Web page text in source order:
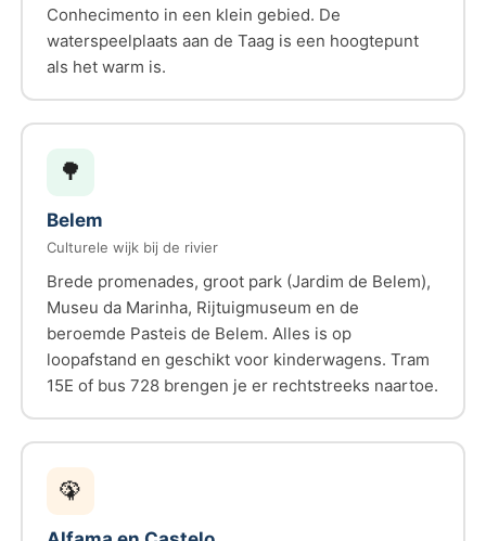
Conhecimento in een klein gebied. De
waterspeelplaats aan de Taag is een hoogtepunt
als het warm is.
🌳
Belem
Culturele wijk bij de rivier
Brede promenades, groot park (Jardim de Belem),
Museu da Marinha, Rijtuigmuseum en de
beroemde Pasteis de Belem. Alles is op
loopafstand en geschikt voor kinderwagens. Tram
15E of bus 728 brengen je er rechtstreeks naartoe.
🦚